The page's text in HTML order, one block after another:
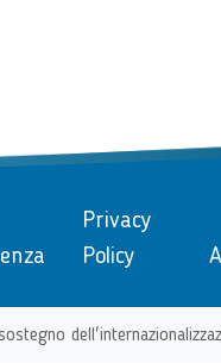
Privacy
Policy